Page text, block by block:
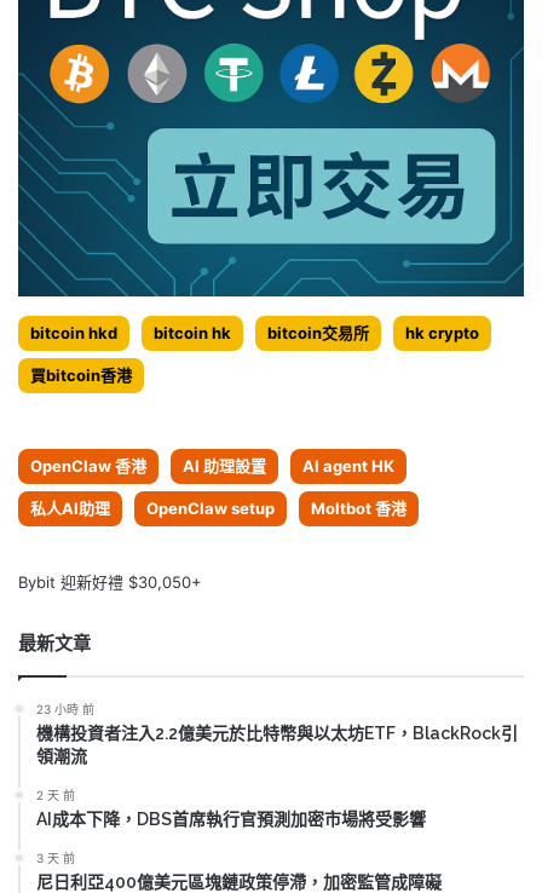
bitcoin hkd bitcoin hk bitcoin交易所 hk crypto
買bitcoin香港
OpenClaw 香港 AI 助理設置 AI agent HK
私人AI助理 OpenClaw setup Moltbot 香港
Bybit 迎新好禮 $30,050+
最新文章
23 小時 前
機構投資者注入2.2億美元於比特幣與以太坊ETF，BlackRock引
領潮流
2 天 前
AI成本下降，DBS首席執行官預測加密市場將受影響
3 天 前
尼日利亞400億美元區塊鏈政策停滯，加密監管成障礙